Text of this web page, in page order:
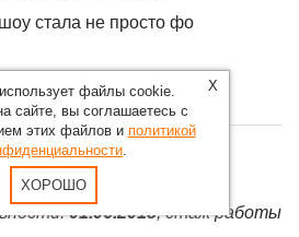
стала не просто фо
Старцева
01.06.2018, стаж работы
X
файлы cookie.
сайте, вы соглашаетесь с
этих файлов и политикой
.
ХОРОШО